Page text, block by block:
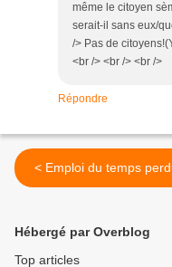
même le citoyen
serait-il sans eux/
/> Pas de
<br /> <br /> <br />
Répondre
< Emploi du temps
Hébergé par Overblog
Top articles